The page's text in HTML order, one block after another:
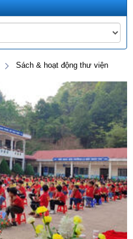
Sách & hoạt động thư viện